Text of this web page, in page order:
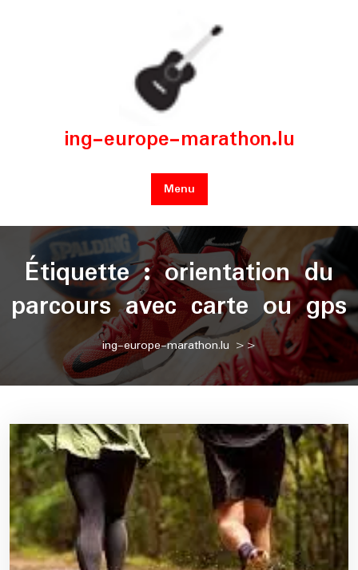
ing-europe-marathon.lu
Menu
Étiquette :orientation du
parcours avec carte ou gps
ing-europe-marathon.lu >>